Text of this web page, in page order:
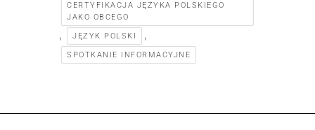
CERTYFIKACJA JĘZYKA POLSKIEGO
JAKO OBCEGO
, JĘZYK POLSKI ,
SPOTKANIE INFORMACYJNE